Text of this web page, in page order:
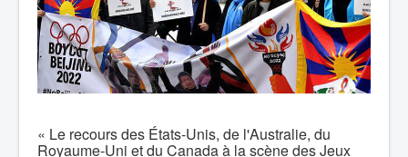
« Le recours des États-Unis, de l'Australie, du
Royaume-Uni et du Canada à la scène des Jeux